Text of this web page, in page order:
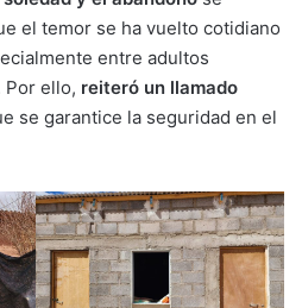
el temor se ha vuelto cotidiano
entre adultos
Por ello, reiteró un llamado
se garantice la seguridad en el